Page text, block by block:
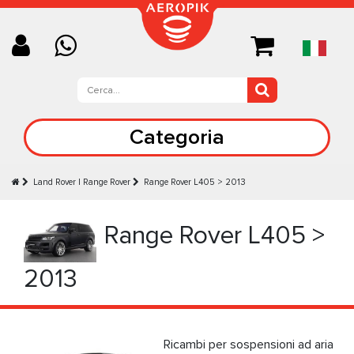
Categoria
Land Rover | Range Rover Range Rover L405 > 2013
Range Rover L405 >
2013
Ricambi per sospensioni ad aria